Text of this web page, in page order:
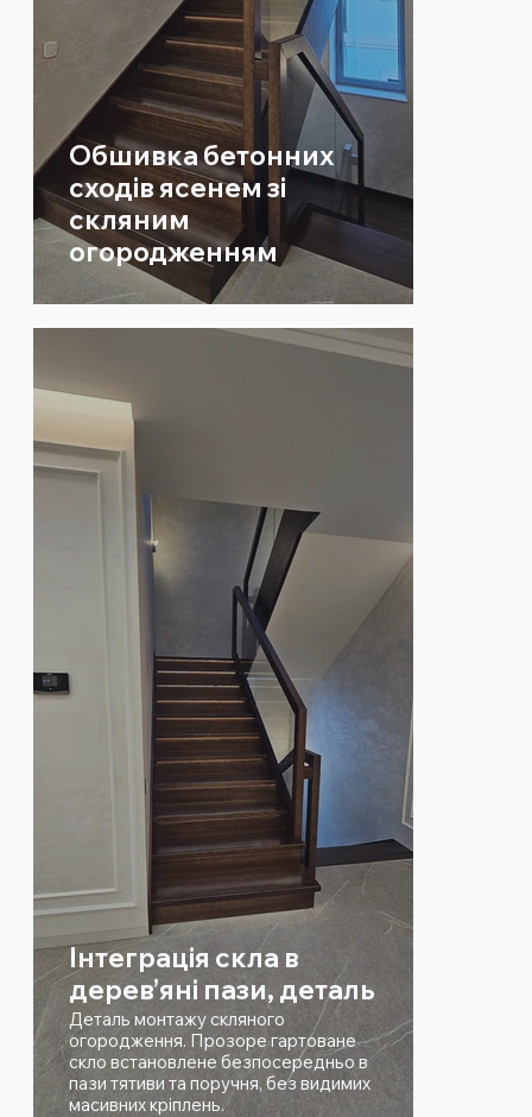
Обшивка бетонних
сходів ясенем зі
скляним
огородженням
Інтеграція скла в
дерев’яні пази, деталь
Деталь монтажу скляного
огородження. Прозоре гартоване
скло встановлене безпосередньо в
пази тятиви та поручня, без видимих
масивних кріплень.